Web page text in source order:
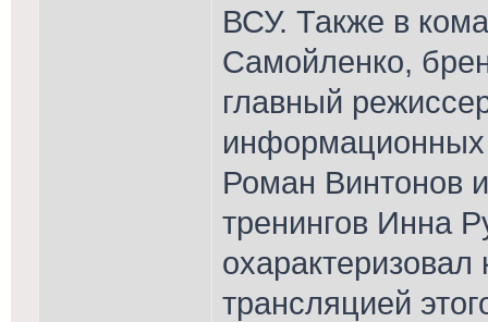
ВСУ. Также в
Самойленко,
главный
информационных
Роман Винтонов
тренингов Инна
трансляцией